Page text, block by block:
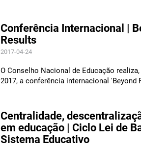
Conferência Internacional |
Results
2017-04-24
O Conselho Nacional de Educação
2017, a conferência internacional 'Beyond
Centralidade,
em educação | Ciclo Lei de
Sistema Educativo